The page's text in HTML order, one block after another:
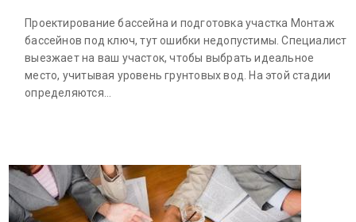
Проектирование бассейна и подготовка участка Монтаж
бассейнов под ключ, тут ошибки недопустимы. Специалист
выезжает на ваш участок, чтобы выбрать идеальное
место, учитывая уровень грунтовых вод. На этой стадии
определяются…